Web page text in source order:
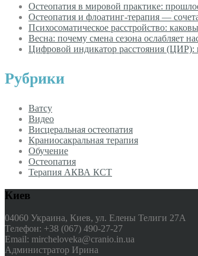
Остеопатия в мировой практике:
Остеопатия и флоатинг-терапия —
Психосоматическое расстройство:
Весна: почему смена сезона ослабляет
Цифровой индикатор расстояния (ЦИР):
Рубрики
Ватсу
Видео
Висцеральная остеопатия
Краниосакральная терапия
Обучение
Остеопатия
Терапия АКВА КСТ
Киев
04060 Украина, Киев, ул. Елены Телиги 27А
Телефон: +38 (067) 490-27-27
Email: mircheloveka@cranio.in.ua
Администратор Ирина